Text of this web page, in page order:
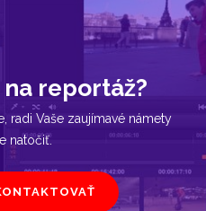
reportáž?
radi Vaše zaujímavé námety
natočiť.